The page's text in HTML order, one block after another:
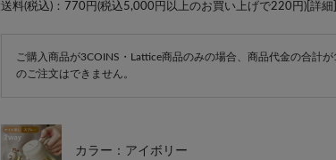
送料(税込)：770円(税込5,000円以上のお買い上げで220円)[ 詳細
ご購入商品が3COINS・Lattice商品のみの場合、商品代金の合計
のご注文はできません。
カラー：アイボリー